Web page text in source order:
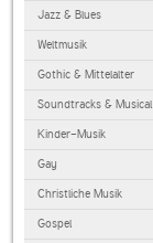
Jazz & Blues
Weltmusik
Gothic & Mittelalter
Soundtracks & Musical
Kinder-Musik
Gay
Christliche Musik
Gospel